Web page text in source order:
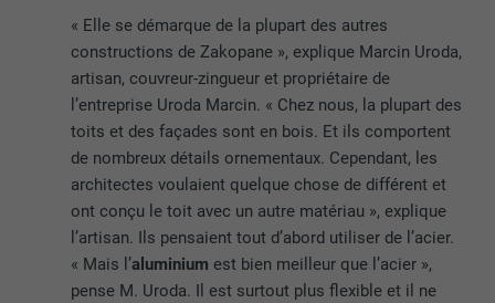
« Elle se démarque de la plupart des autres
constructions de Zakopane », explique Marcin Uroda,
artisan, couvreur-zingueur et propriétaire de
l’entreprise Uroda Marcin. « Chez nous, la plupart des
toits et des façades sont en bois. Et ils comportent
de nombreux détails ornementaux. Cependant, les
architectes voulaient quelque chose de différent et
ont conçu le toit avec un autre matériau », explique
l’artisan. Ils pensaient tout d’abord utiliser de l’acier.
« Mais l’aluminium est bien meilleur que l’acier »,
pense M. Uroda. Il est surtout plus flexible et il ne